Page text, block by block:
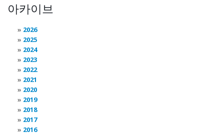
아카이브
2026
2025
2024
2023
2022
2021
2020
2019
2018
2017
2016